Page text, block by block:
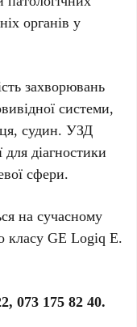
органів у
захворювань
системи,
судин. УЗД
для діагностики
сфери.
на сучасному
класу GЕ Logiq E.
073 175 82 40.